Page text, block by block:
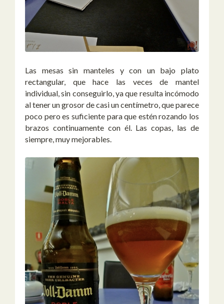
Las mesas sin manteles y con un bajo plato
rectangular, que hace las veces de mantel
individual, sin conseguirlo, ya que resulta incómodo
al tener un grosor de casi un centímetro, que parece
poco pero es suficiente para que estén rozando los
brazos continuamente con él. Las copas, las de
siempre, muy mejorables.